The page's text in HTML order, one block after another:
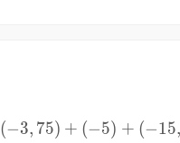
(−3, 75) + (−5) + (−15,